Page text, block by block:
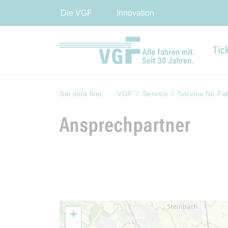
Die VGF
Innovation
Sie sind hier: VGF Service Service für
Ansprechpartner
+